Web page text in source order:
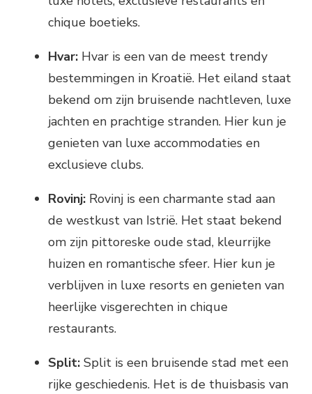
chique boetieks.
Hvar: Hvar is een van de meest trendy
bestemmingen in Kroatië. Het eiland staat
bekend om zijn bruisende nachtleven, luxe
jachten en prachtige stranden. Hier kun je
genieten van luxe accommodaties en
exclusieve clubs.
Rovinj: Rovinj is een charmante stad aan
de westkust van Istrië. Het staat bekend
om zijn pittoreske oude stad, kleurrijke
huizen en romantische sfeer. Hier kun je
verblijven in luxe resorts en genieten van
heerlijke visgerechten in chique
restaurants.
Split: Split is een bruisende stad met een
rijke geschiedenis. Het is de thuisbasis van